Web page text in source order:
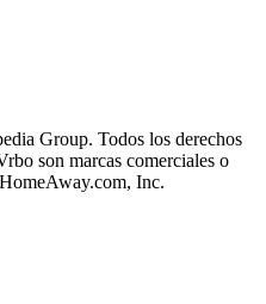
Group. Todos los derechos
son marcas comerciales o
Inc.